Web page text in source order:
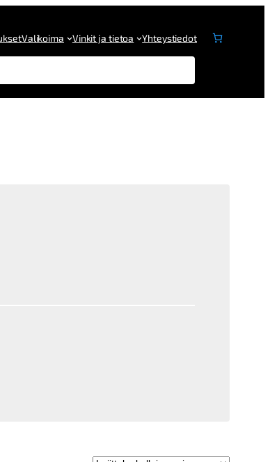
Valikoima Vinkit ja tietoa Yhteystiedot